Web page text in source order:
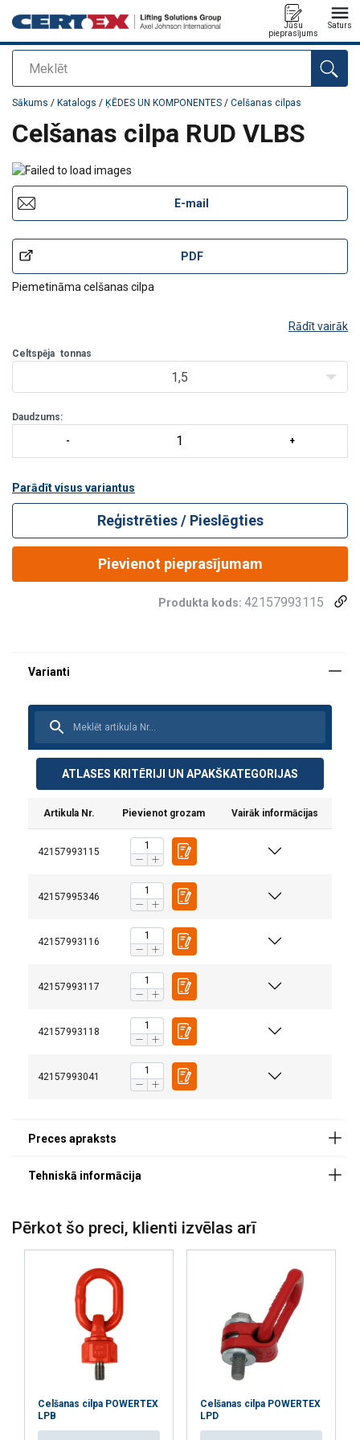
Meklēt
Jūsu
pieprasījums
Saturs
Pievienots jūsu pasūtījumam
Sākums / Katalogs / ĶĒDES UN KOMPONENTES / Celšanas cilpas
Celšanas cilpa RUD VLBS
E-mail
PDF
Piemetināma celšanas cilpa
Rādīt vairāk
Celtspēja tonnas
1,5
Daudzums:
Parādīt visus variantus
Reģistrēties / Pieslēgties
Pievienot pieprasījumam
Produkta kods: 42157993115
ATLASES KRITĒRIJI UN APAKŠKATEGORIJAS
Artikula Nr. Pievienot grozam Vairāk informācijas
42157993115
42157995346
42157993116
42157993117
42157993118
42157993041
Marķējums:
Drošības koeficients:
Pērkot šo preci, klienti izvēlas arī
Celšanas cilpa POWERTEX
LPB
Celšanas cilpa POWERTEX
LPD